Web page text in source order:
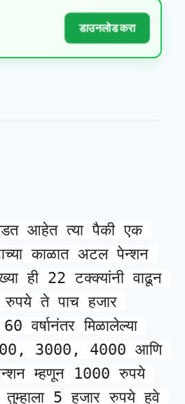
डाउनलोड करा
आहेत त्या पैकी एक
काळात अटल पेन्शन
ही 22 टक्क्यांनी वाढून
रुपये ते पाच हजार
वर्षानंतर मिळालेल्या
3000, 4000 आणि
म्हणून 1000 रुपये
तुम्हाला 5 हजार रुपये हवे